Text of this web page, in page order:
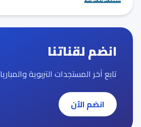
انضم لقناتنا
تابع آخر المستجدات التربوية
انضم الآن